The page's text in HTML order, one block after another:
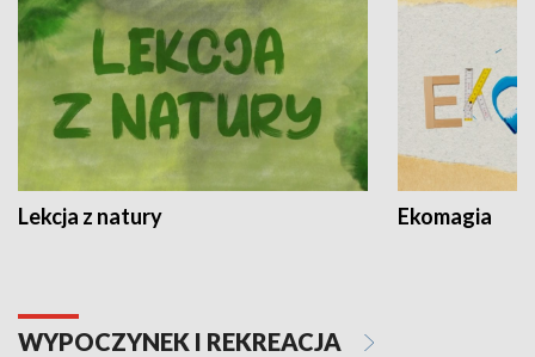
Lekcja z natury Ekomagia
WYPOCZYNEK I REKREACJA